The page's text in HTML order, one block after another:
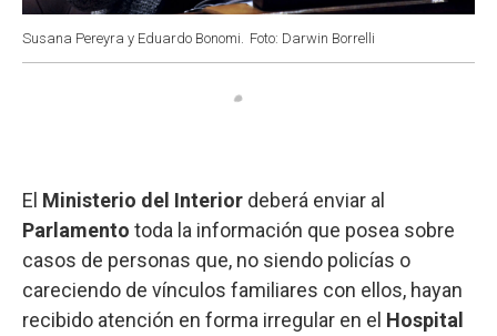
Susana Pereyra y Eduardo Bonomi. Foto: Darwin Borrelli
El Ministerio del Interior deberá enviar al
Parlamento toda la información que posea sobre
casos de personas que, no siendo policías o
careciendo de vínculos familiares con ellos, hayan
recibido atención en forma irregular en el Hospital